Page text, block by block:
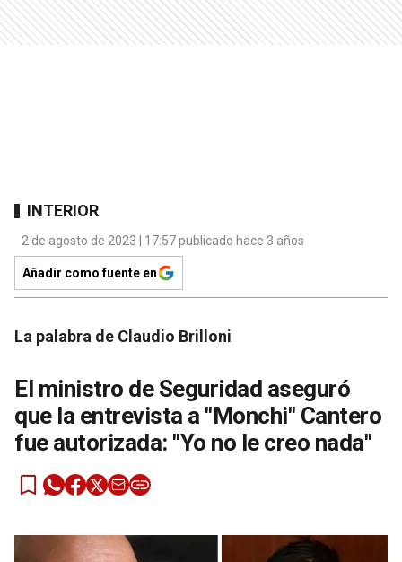
INTERIOR
2 de agosto de 2023 | 17:57 publicado hace 3 años
Añadir como fuente en
La palabra de Claudio Brilloni
El ministro de Seguridad aseguró
que la entrevista a "Monchi" Cantero
fue autorizada: "Yo no le creo nada"